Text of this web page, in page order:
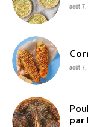
août
août
par